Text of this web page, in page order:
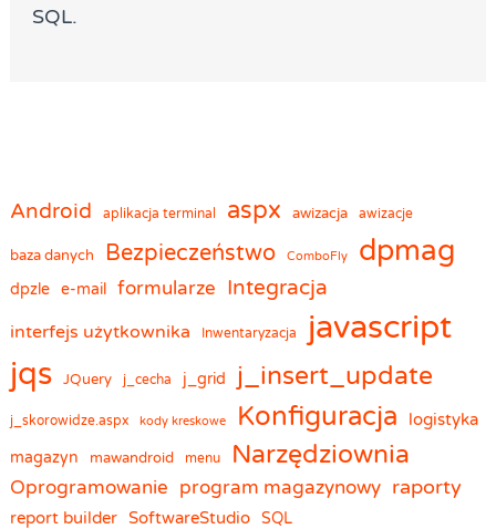
SQL.
Android aplikacja terminal aspx awizacja awizacje
baza danych Bezpieczeństwo ComboFly dpmag
dpzle e-mail formularze Integracja
interfejs użytkownika Inwentaryzacja javascript
jqs JQuery j_cecha j_grid j_insert_update
j_skorowidze.aspx kody kreskowe Konfiguracja logistyka
magazyn mawandroid menu Narzędziownia
Oprogramowanie program magazynowy raporty
report builder SoftwareStudio SQL